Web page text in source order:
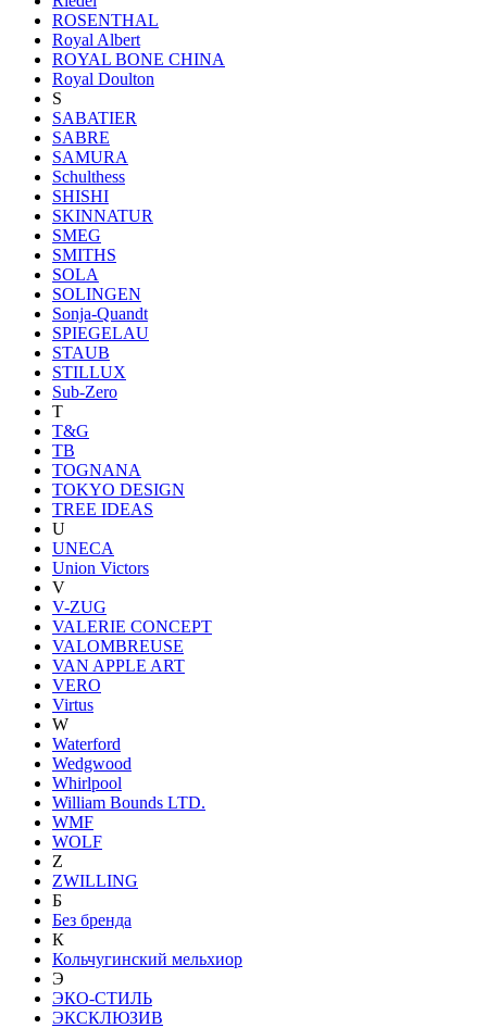
ROSENTHAL
Royal Albert
ROYAL BONE CHINA
Royal Doulton
S
SABATIER
SABRE
SAMURA
Schulthess
SHISHI
SKINNATUR
SMEG
SMITHS
SOLA
SOLINGEN
Sonja-Quandt
SPIEGELAU
STAUB
STILLUX
Sub-Zero
T
T&G
TB
TOGNANA
TOKYO DESIGN
TREE IDEAS
U
UNECA
Union Victors
V
V-ZUG
VALERIE CONCEPT
VALOMBREUSE
VAN APPLE ART
VERO
Virtus
W
Waterford
Wedgwood
Whirlpool
William Bounds LTD.
WMF
WOLF
Z
ZWILLING
Б
Без бренда
К
Кольчугинский мельхиор
Э
ЭКО-СТИЛЬ
ЭКСКЛЮЗИВ